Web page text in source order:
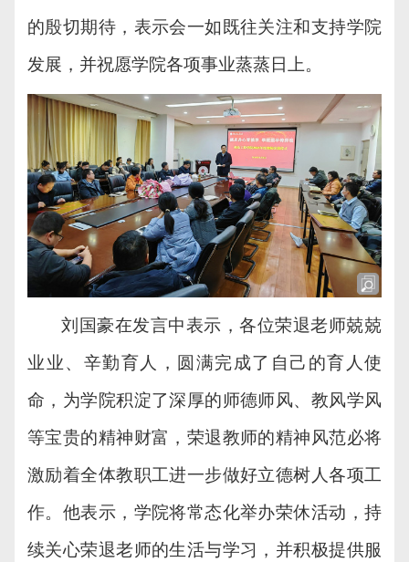
的殷切期待，表示会一如既往关注和支持学院
发展，并祝愿学院各项事业蒸蒸日上。
刘国豪在发言中表示，各位荣退老师兢兢
业业、辛勤育人，圆满完成了自己的育人使
命，为学院积淀了深厚的师德师风、教风学风
等宝贵的精神财富，荣退教师的精神风范必将
激励着全体教职工进一步做好立德树人各项工
作。他表示，学院将常态化举办荣休活动，持
续关心荣退老师的生活与学习，并积极提供服